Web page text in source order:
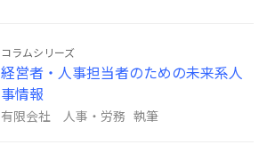
コラムシリーズ
経営者・人事担当者のための未来系人
事情報
有限会社 人事・労務 執筆